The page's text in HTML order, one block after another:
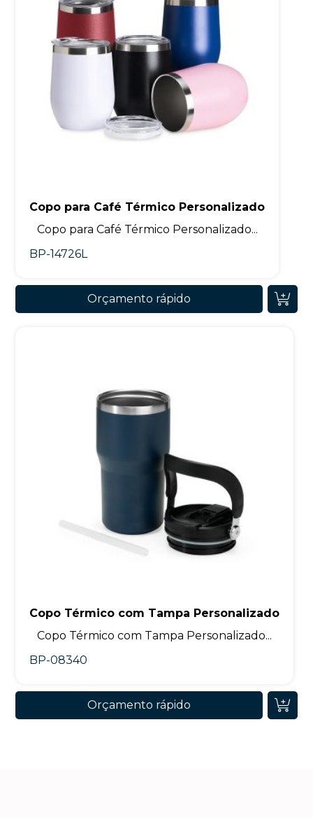
Copo para Café Térmico Personalizado
Copo para Café Térmico Personalizado...
BP-14726L
Orçamento rápido
Copo Térmico com Tampa Personalizado
Copo Térmico com Tampa Personalizado...
BP-08340
Orçamento rápido